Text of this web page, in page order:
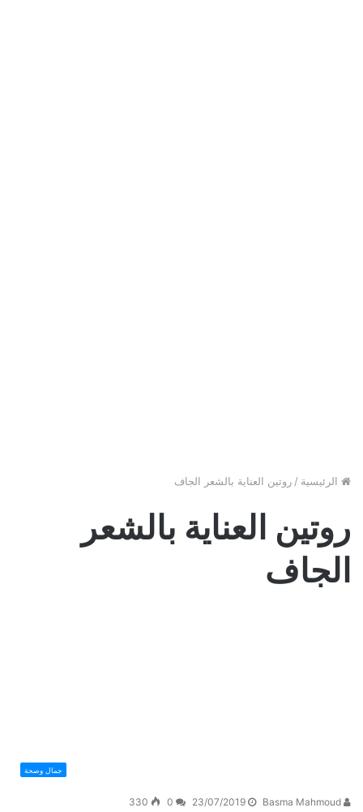
الرئيسية / روتين العناية بالشعر الجاف
روتين العناية بالشعر
الجاف
جمال وصحة
Basma Mahmoud
23/07/2019
0
330